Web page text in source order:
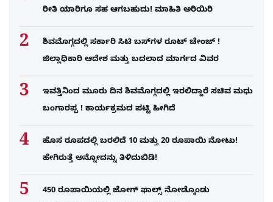
ರೀತಿ ಯಾರಿಗೂ ಸಹ ಆಗಬಹುದು! ಮಾಹಿತಿ ಅರಿಯಿರಿ
ಶಿವಮೊಗ್ಗದಲ್ಲಿ ಸರ್ಕಾರಿ ಸಿಟಿ ಬಸ್​ಗಳ ರೂಟ್ ಚೇಂಜ್ !
ಜಿಲ್ಲಾಧಿಕಾರಿ ಆದೇಶ ಮತ್ತು ಬದಲಾದ ಮಾರ್ಗದ ವಿವರ
ಇವತ್ತಿನಿಂದ ಮೂರು ದಿನ ಶಿವಮೊಗ್ಗದಲ್ಲಿ ಇರಲಿದ್ದಾರೆ ಸಚಿವ ಮಧು
ಬಂಗಾರಪ್ಪ ! ಕಾರ್ಯಕ್ರಮದ ಪಟ್ಟಿ ಹೀಗಿದೆ
ಹೊಸ ರೂಪದಲ್ಲಿ ಬರಲಿದೆ 10 ಮತ್ತು 20 ರೂಪಾಯಿ ನೋಟು!
ಹೇಗಿರುತ್ತೆ ಅನ್ನೋದನ್ನು ತಿಳಿದುಬಿಡಿ!
450 ರೂಪಾಯಿಯಲ್ಲಿ ಜೋಗ್​ ಫಾಲ್ಸ್​ ನೋಡ್ಕೊಂಡು